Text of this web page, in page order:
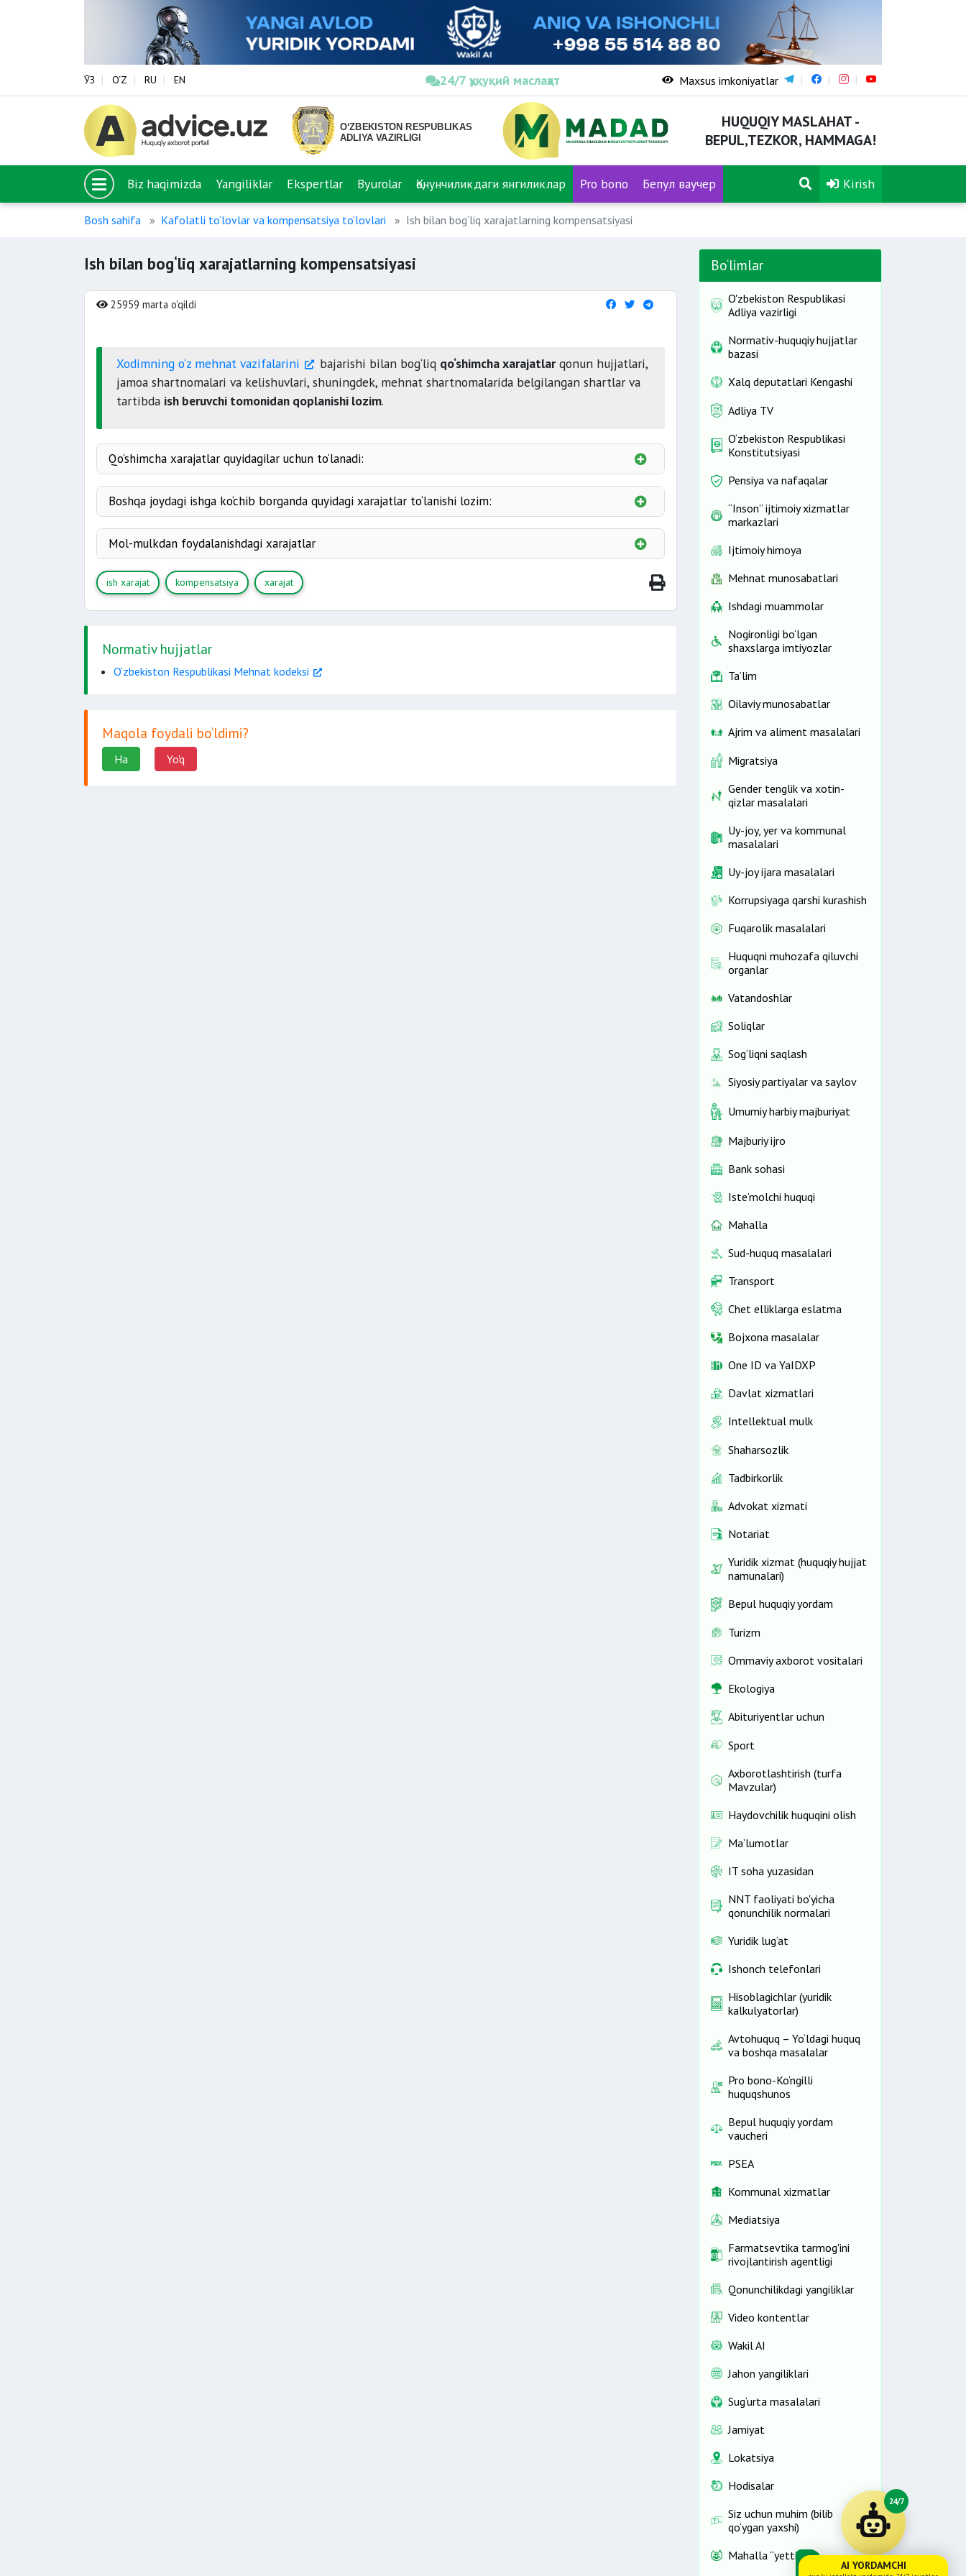
ЎЗ O‘Z RU EN 24/7 ҳуқуқий маслаҳат Maxsus imkoniyatlar
HUQUQIY MASLAHAT -
BEPUL,TEZKOR, HAMMAGA!
Biz haqimizda Yangiliklar Ekspertlar Byurolar Қонунчиликдаги янгиликлар Pro bono Бепул ваучер Kirish
Bosh sahifa Kafolatli to‘lovlar va kompensatsiya to‘lovlari Ish bilan bog‘liq xarajatlarning kompensatsiyasi
Ish bilan bog‘liq xarajatlarning kompensatsiyasi
25959 marta o'qildi
Xodimning o‘z mehnat vazifalarini bajarishi bilan bog‘liq qo‘shimcha xarajatlarqonun hujjatlari,
jamoa shartnomalari va kelishuvlari, shuningdek, mehnat shartnomalarida belgilangan shartlar va
tartibda ish beruvchi tomonidan qoplanishi lozim.
Qo‘shimcha xarajatlar quyidagilar uchun to‘lanadi:
xizmat safari
ishga ko‘chib borganda
mol-mulkdan foydalanganlik
Boshqa joydagi ishga ko‘chib borganda quyidagi xarajatlar to‘lanishi lozim:
ko‘chirib borish
yangi joyda o‘rnashib olish
boshqa xarajatlar
Mol-mulkdan foydalanishdagi xarajatlar
ish xarajat kompensatsiya xarajat
Normativ hujjatlar
O‘zbekiston Respublikasi Mehnat kodeksi
Maqola foydali bo‘ldimi?
Ha Yo'q
Bo‘limlar
O'zbekiston Respublikasi
Adliya vazirligi
Normativ-huquqiy hujjatlar
bazasi
Xalq deputatlari Kengashi
Adliya TV
O‘zbekiston Respublikasi
Konstitutsiyasi
Pensiya va nafaqalar
“Inson” ijtimoiy xizmatlar
markazlari
Ijtimoiy himoya
Mehnat munosabatlari
Ishdagi muammolar
Nogironligi bo‘lgan
shaxslarga imtiyozlar
Ta’lim
Oilaviy munosabatlar
Ajrim va aliment masalalari
Migratsiya
Gender tenglik va xotin-
qizlar masalalari
Uy-joy, yer va kommunal
masalalari
Uy-joy ijara masalalari
Korrupsiyaga qarshi kurashish
Fuqarolik masalalari
Huquqni muhozafa qiluvchi
organlar
Vatandoshlar
Soliqlar
Sog‘liqni saqlash
Siyosiy partiyalar va saylov
Umumiy harbiy majburiyat
Majburiy ijro
Bank sohasi
Iste’molchi huquqi
Mahalla
Sud-huquq masalalari
Transport
Chet elliklarga eslatma
Bojxona masalalar
One ID vа YaIDXP
Davlat xizmatlari
Intellektual mulk
Shaharsozlik
Tadbirkorlik
Advokat xizmati
Notariat
Yuridik xizmat (huquqiy hujjat
namunalari)
Bepul huquqiy yordam
Turizm
Ommaviy axborot vositalari
Ekologiya
Abituriyentlar uchun
Sport
Axborotlashtirish (turfa
Mavzular)
Haydovchilik huquqini olish
Ma’lumotlar
IT soha yuzasidan
NNT faoliyati bo'yicha
qonunchilik normalari
Yuridik lug‘at
Ishonch telefonlari
Hisoblagichlar (yuridik
kalkulyatorlar)
Avtohuquq – Yo‘ldagi huquq
va boshqa masalalar
Pro bono-Ko‘ngilli
huquqshunos
Bepul huquqiy yordam
vaucheri
PSEA
Kommunal xizmatlar
Mediatsiya
Farmatsevtika tarmog'ini
rivojlantirish agentligi
Qonunchilikdagi yangiliklar
Video kontentlar
Wakil AI
Jahon yangiliklari
Sug‘urta masalalari
Jamiyat
Lokatsiya
Hodisalar
Siz uchun muhim (bilib
qo‘ygan yaxshi)
Mahalla “yettiligi”
24/7
AI YORDAMCHI